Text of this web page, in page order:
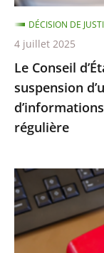
d’une
note
relative
à
la
collecte
d’informations
des
étrangers
en
situation
Le Conseil
suspension
régulière
DÉCISION DE
4 juillet 2025
Le
Conseil
d’État
confirme